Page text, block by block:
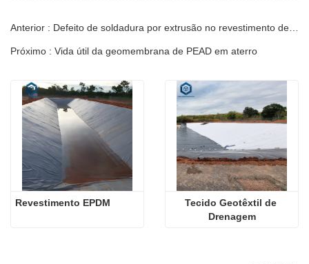
Próximo : Vida útil da geomembrana de PEAD em aterro
Revestimento EPDM
Tecido Geotêxtil de
Drenagem